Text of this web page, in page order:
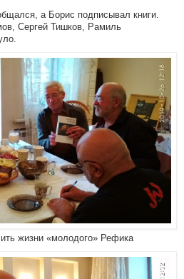
а Борис подписывал книги.
Сергей Тишков, Рамиль
жизни «молодого» Рефика